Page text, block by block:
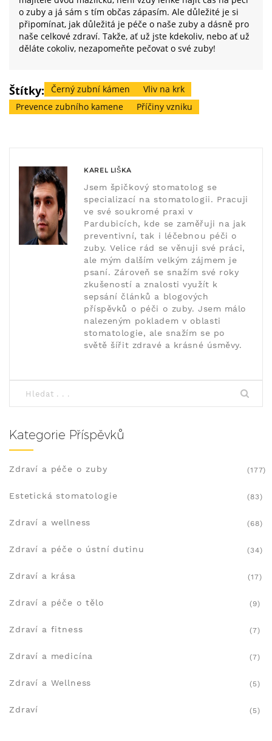
o zuby a já sám s tím občas zápasím. Ale důležité je si
připomínat, jak důležitá je péče o naše zuby a dásně pro
naše celkové zdraví. Takže, ať už jste kdekoliv, nebo ať už
děláte cokoliv, nezapomeňte pečovat o své zuby!
Štítky: Černý zubní kámen
Vliv na krk
Prevence zubního kamene
Příčiny vzniku
KAREL LIŠKA
Jsem špičkový stomatolog se
specializací na stomatologii. Pracuji
ve své soukromé praxi v
Pardubicích, kde se zaměřuji na jak
preventivní, tak i léčebnou péči o
zuby. Velice rád se věnuji své práci,
ale mým dalším velkým zájmem je
psaní. Zároveň se snažím své roky
zkušeností a znalosti využít k
sepsání článků a blogových
příspěvků o péči o zuby. Jsem málo
nalezeným pokladem v oblasti
stomatologie, ale snažím se po
světě šířit zdravé a krásné úsměvy.
Kategorie Příspěvků
Zdraví a péče o zuby (177)
Estetická stomatologie (83)
Zdraví a wellness (68)
Zdraví a péče o ústní dutinu (34)
Zdraví a krása (17)
Zdraví a péče o tělo (9)
Zdraví a fitness (7)
Zdraví a medicína (7)
Zdraví a Wellness (5)
Zdraví (5)